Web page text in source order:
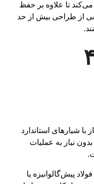
تا علاوه بر حفظ
از طراحی بیش از حد
باز با شیارهای استاندارد
نیاز به عملیات
پیش‌گالوانیزه یا